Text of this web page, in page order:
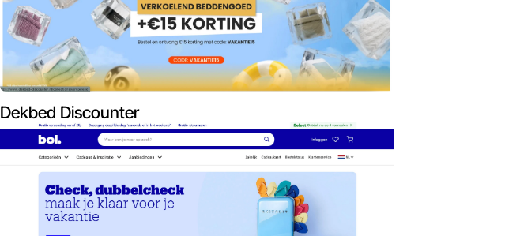
Dekbed Discounter